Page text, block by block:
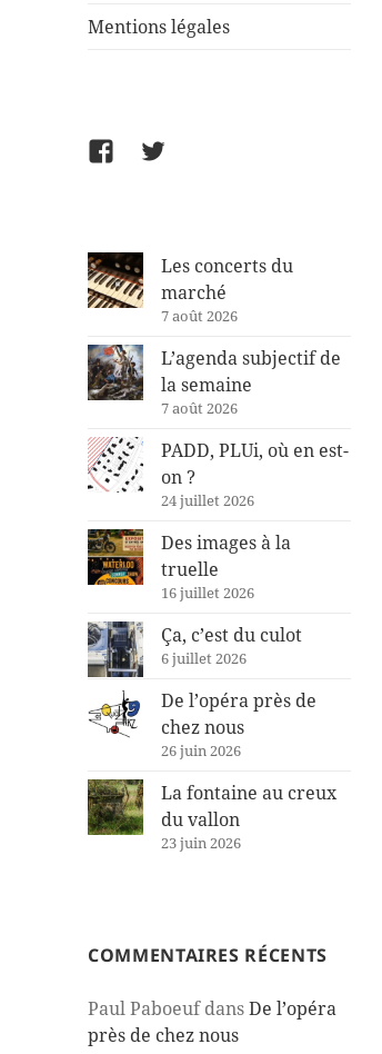
Mentions légales
FacebookTwitter
Les concerts du
marché
7 août 2026
L’agenda subjectif de
la semaine
7 août 2026
PADD, PLUi, où en est-
on ?
24 juillet 2026
Des images à la
truelle
16 juillet 2026
Ça, c’est du culot
6 juillet 2026
De l’opéra près de
chez nous
26 juin 2026
La fontaine au creux
du vallon
23 juin 2026
COMMENTAIRES RÉCENTS
Paul PaboeufdansDe l’opéra
près de chez nous